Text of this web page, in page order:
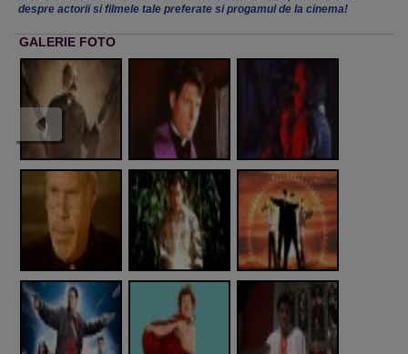
despre actorii si filmele tale preferate si progamul de la cinema!
GALERIE FOTO